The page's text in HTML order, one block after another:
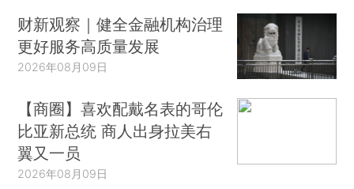
财新观察｜健全金融机构治理
更好服务高质量发展
2026年08月09日
【商圈】喜欢配戴名表的哥伦
比亚新总统 商人出身拉美右
翼又一员
2026年08月09日